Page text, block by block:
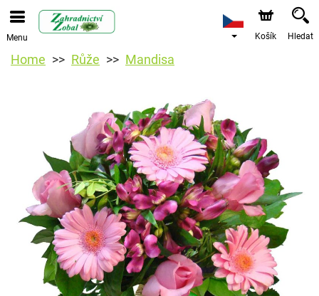
Menu Košík Hledat
Home Růže Mandisa